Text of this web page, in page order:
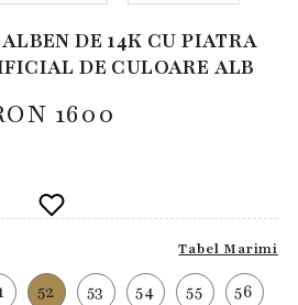
DE 14K CU PIATRA
DE CULOARE ALB
1600
Tabel Marimi
52 53 54 55
56